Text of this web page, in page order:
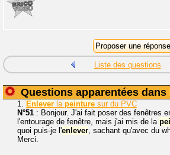
Liste des questions
Questions apparentées
1. Enlever la peinture sur du PVC
N°51 : Bonjour. J'ai fait poser des fenêtres
l'entourage de fenêtre, mais j'ai mis de la
quoi puis-je l'enlever, sachant qu'avec du
Merci.